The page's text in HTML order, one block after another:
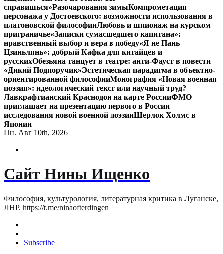
справишься»Разочарования зимыКомпрометация
персонажа у Достоевского: возможности использования в
платоновской философииЛюбовь и шпионаж на курском
приграничье«Записки сумасшедшего капитана»:
нравственный выбор и вера в победу«Я не Пань
Цзиньлянь»: добрый Кафка для китайцев и
русскихОбезьяна танцует в театре: анти-Фауст в повести
«Дикий Подпоручик»Эстетическая парадигма в объектно-
ориентированной философииМонография «Новая военная
поэзия»: идеологический текст или научный труд?
Лавкрафтианский Краснодон на карте РоссииФМО
приглашает на презентацию первого в России
исследования новой военной поэзииШерлок Холмс в
Японии
Пн. Авг 10th, 2026
Сайт Нины Ищенко
Философия, культурология, литературная критика в Луганске,
ЛНР. https://t.me/ninaofterdingen
Subscribe